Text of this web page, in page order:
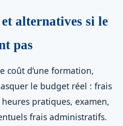
alternatives si le
pas
coût d’une formation,
le budget réel : frais
pratiques, examen,
frais administratifs.